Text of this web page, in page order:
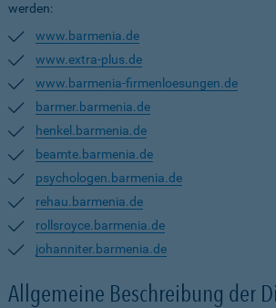
werden:
www.barmenia.de
www.extra-plus.de
www.barmenia-firmenloesungen.de
barmer.barmenia.de
henkel.barmenia.de
beamte.barmenia.de
psychologen.barmenia.de
rehau.barmenia.de
rollsroyce.barmenia.de
johanniter.barmenia.de
Allgemeine Beschreibung der